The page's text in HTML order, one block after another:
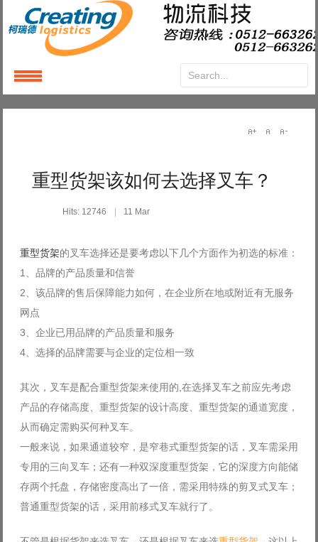
重型货架该如何去选择叉车？
Hits: 12746 11 Mar
重型货架的叉车选择还是要考虑以下几个方面作为初选的标准：
1、品牌的产品质量和信誉
2、该品牌的售后保障能力如何，在企业所在地或附近有无服务
网点
3、企业已用品牌的产品质量和服务
4、选择的品牌需要与企业的定位相一致
其次，叉车是配合重型货架来使用的,在选择叉车之前应先考虑
产品的存储高度、重型货架的设计高度、重型货架的通道宽度，
从而确定需购买何种叉车。
一般来说，如果通道较窄，是窄巷式重型货架的话，叉车需采用
专用的三向叉车；还有一种双深度重型货架，它的深度方向能储
存两个托盘，存储密度高出了一倍，需采用特殊的剪叉式叉车；
普通重型货架的话，采用前移式叉车就行了。
LoginorRegister
Remember Me
Log in with Facebook
Forgot your password?